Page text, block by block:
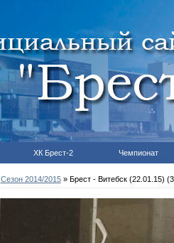
ХК Брест-2 Чемпионат
Сезон 2014/2015» Брест - Витебск (22.01.15)